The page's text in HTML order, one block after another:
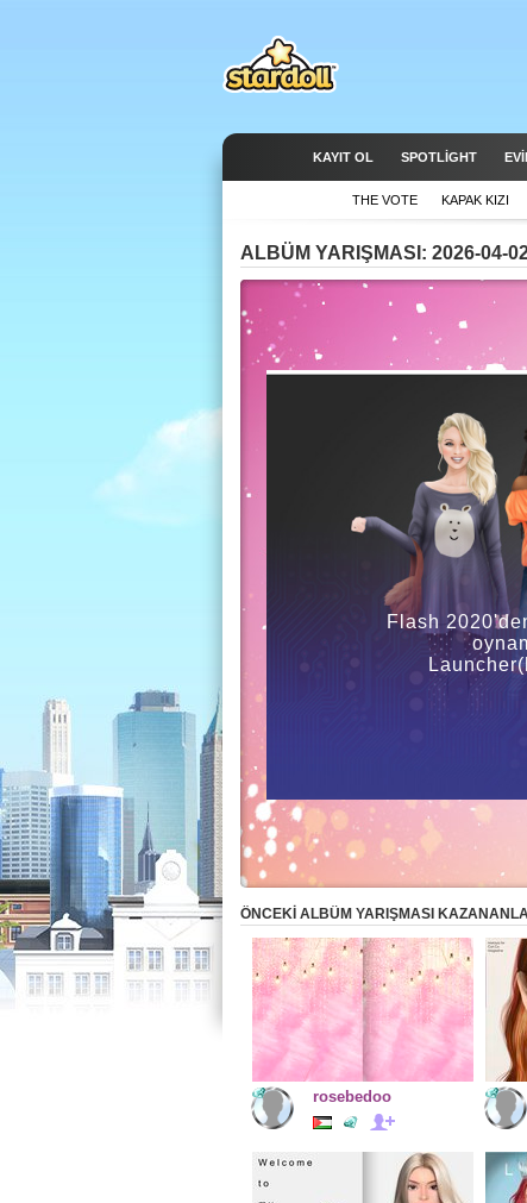
KAYIT OL SPOTLIGHT
THE VOTE KAPAK KIZI
ALBÜM YARIŞMASI: 2026-04-
Flash
ÖNCEKI ALBÜM YARIŞMASI
rosebedoo